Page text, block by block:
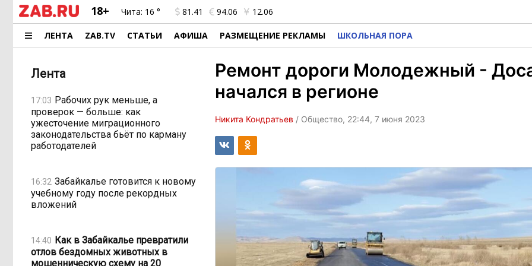
18+ Чита: 16 ° 81.41 94.06 12.06
ЛЕНТА ZAB.TV СТАТЬИ АФИША РАЗМЕЩЕНИЕ РЕКЛАМЫ ШКОЛЬНАЯ ПОРА
Лента
17:03 Рабочих рук меньше, а
проверок — больше: как
ужесточение миграционного
законодательства бьёт по карману
работодателей
16:32 Забайкалье готовится к новому
учебному году после рекордных
вложений
14:40 Как в Забайкалье превратили
отлов бездомных животных в
мошенническую схему на 20
Ремонт дороги Молодежный -
начался в регионе
Никита Кондратьев / Общество, 22:44, 7 июня 2023